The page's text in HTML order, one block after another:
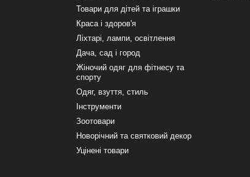
Товари для дітей та іграшки
Краса і здоров'я
Ліхтарі, лампи, освітлення
Дача, сад і город
Жіночий одяг для фітнесу та
спорту
Одяг, взуття, стиль
Інструменти
Зоотовари
Новорічний та святковий декор
Уцінені товари